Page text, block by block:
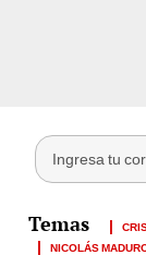
NICOLÁS